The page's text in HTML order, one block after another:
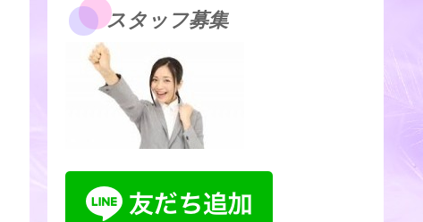
スタッフ募集